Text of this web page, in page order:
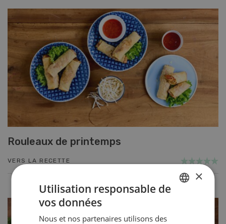
Rouleaux de printemps
VERS LA RECETTE
×
Utilisation responsable de
vos données
Nous et nos partenaires utilisons des